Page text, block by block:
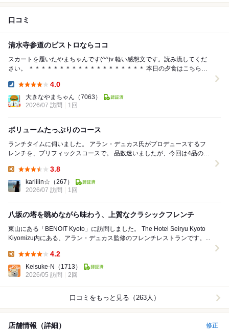
口コミ
清水寺参道のビストロならココ
スカートを履いたやまちゃんです(^^)v 軽い感想文です。読み流してくだ
さい。 ＊＊＊＊＊＊＊＊＊＊＊＊＊＊＊＊＊＊＊ 本日の夕食はこちらの
4.0
大きなやまちゃん （7063）
2026/07 訪問
1回
ボリュームたっぷりのコース
ランチタイムに伺いました。 アラン・デュカス氏がプロデュースするフ
レンチを、プリフィックスコースで。 品数迷いましたが、今回は4品のほ
3.8
kariiiin☆ （267）
2026/07 訪問
1回
八坂の塔を眺めながら味わう、上質なクラシックフレンチ
東山にある「BENOIT Kyoto」に訪問しました。 The Hotel Seiryu Kyoto
Kiyomizu内にある、アラン・デュカス監修のフレンチレストランです。...
4.2
Keisuke-N
（1713）
2026/05 訪問
2回
口コミをもっと見る（263人）
店舗情報（詳細） 修正